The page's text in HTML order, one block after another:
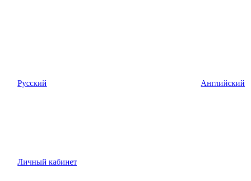
Русский Английский
Личный кабинет